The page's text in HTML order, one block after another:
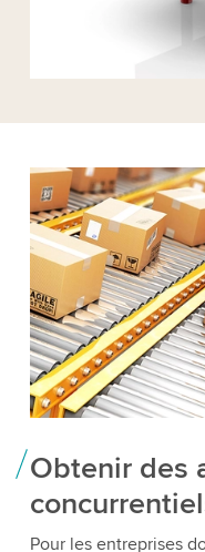
Obtenir des
Pour les entreprises